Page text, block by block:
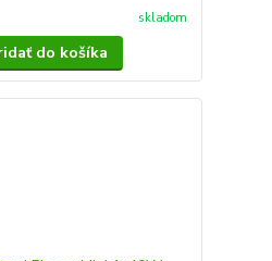
skladom
do košíka